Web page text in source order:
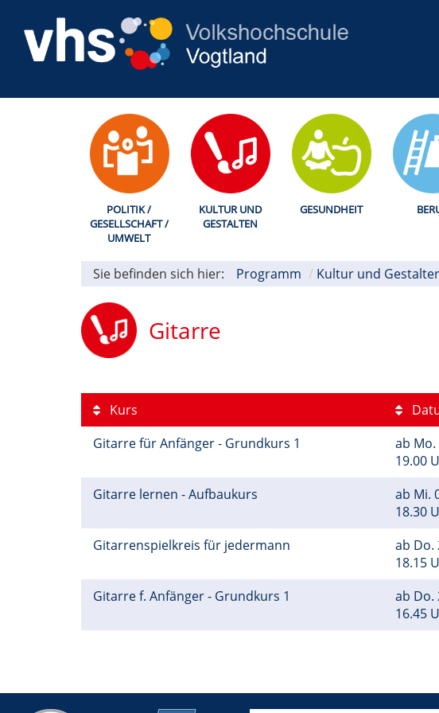
POLITIK /
GESELLSCHAFT /
UMWELT
KULTUR UND
GESTALTEN
GESUNDHEIT
Sie befinden sich hier: Programm Kultur und
Gitarre
Kurs
Gitarre für Anfänger - Grundkurs 1
ab Mo.
19.00
Gitarre lernen - Aufbaukurs ab Mi.
18.30
Gitarrenspielkreis für jedermann ab Do.
18.15
Gitarre f. Anfänger - Grundkurs 1 ab Do.
16.45